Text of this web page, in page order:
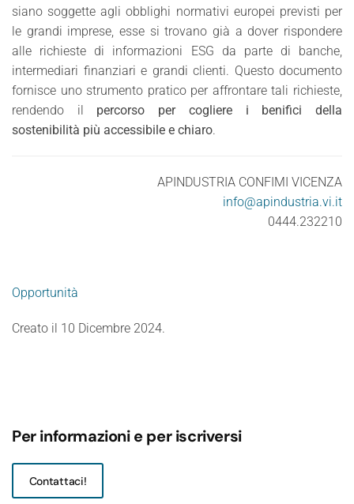
siano soggette agli obblighi normativi europei previsti per
le grandi imprese, esse si trovano già a dover rispondere
alle richieste di informazioni ESG da parte di banche,
intermediari finanziari e grandi clienti. Questo documento
fornisce uno strumento pratico per affrontare tali richieste,
rendendo il percorso per cogliere i benifici della
sostenibilità più accessibile e chiaro.
APINDUSTRIA CONFIMI VICENZA
info@apindustria.vi.it
0444.232210
Opportunità
Creato il 10 Dicembre 2024.
Per informazioni e per iscriversi
Contattaci!